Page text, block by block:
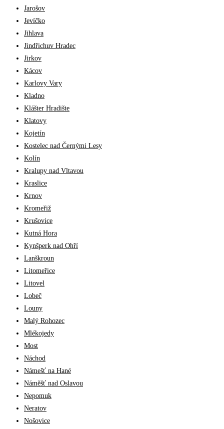
Jarošov
Jevíčko
Jihlava
Jindřichuv Hradec
Jirkov
Kácov
Karlovy Vary
Kladno
Klášter Hradište
Klatovy
Kojetín
Kostelec nad Černými Lesy
Kolín
Kralupy nad Vltavou
Kraslice
Krnov
Kromeřiž
Krušovice
Kutná Hora
Kynšperk nad Ohří
Lanškroun
Litomeřice
Litovel
Lobeč
Louny
Malý Rohozec
Mlékojedy
Most
Náchod
Námešť na Hané
Náměšť nad Oslavou
Nepomuk
Neratov
Nošovice